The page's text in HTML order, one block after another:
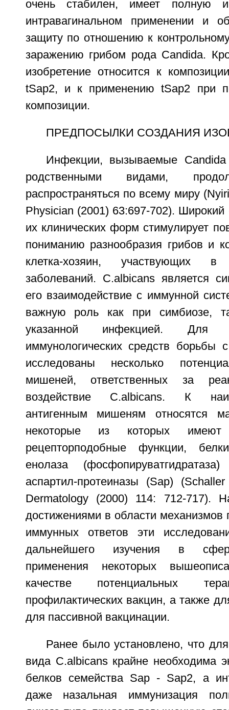
очень стабилен, имеет полную
интравагинальном применении и
защиту по отношению к
заражению грибом рода Candida.
изобретение относится к
tSap2, и к применению tSap2 при
композиции.
ПРЕДПОСЫЛКИ СОЗДАНИЯ
Инфекции, вызываемые
родственными видами,
распространяться по всему миру
Physician (2001) 63:697-702). Широкий
их клинических форм стимулирует
пониманию разнообразия грибов и
клетка-хозяин, участвующих в
заболеваний. С.albicans является
его взаимодействие с иммунной
важную роль как при симбиозе,
указанной инфекцией. Для
иммунологических средств борьбы
исследованы несколько
мишеней, ответственных за
воздействие С.albicans. К
антигенным мишеням относятся
некоторые из которых имеют
рецепторподобные функции,
енолаза
аспартил-протеиназы (Sap)
Dermatology (2000) 114: 712-717).
достижениями в области механизмов
иммунных ответов эти
дальнейшего изучения в
применения некоторых
качестве потенциальных
профилактических вакцин, а также
для пассивной вакцинации.
Ранее было установлено, что
вида C.albicans крайне необходима
белков семейства Sap - Sap2, a
даже назальная иммунизация